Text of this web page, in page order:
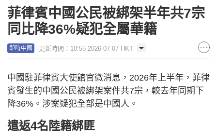
菲律賓中國公民被綁架半年共7宗
同比降36%疑犯全屬華籍
即時中國 更新時間：10:55 2026-07-07 HKT
中國駐菲律賓大使館官微消息，2026年上半年，菲律
賓發生的中國公民被綁架案件共7宗，較去年同期下
降36%。涉案疑犯全部是中國人。
遣返4名陸籍綁匪